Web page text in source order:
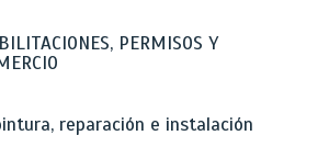
PERMISOS Y
reparación e instalación